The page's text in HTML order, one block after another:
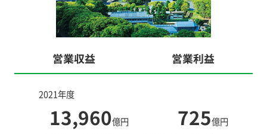
営業収益 営業利益
2021年度
13,960億円
725億円